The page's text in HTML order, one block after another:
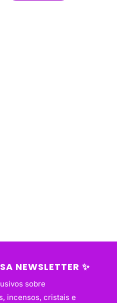
NEWSLETTER ✨
sobre
incensos, cristais e